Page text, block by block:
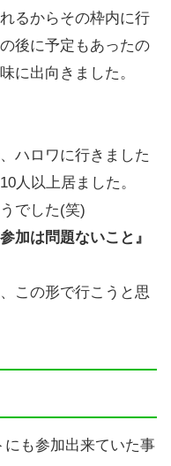
るからその枠内に行
後に予定もあったの
に出向きました。
ハロワに行きました
人以上居ました。
でした(笑)
加は問題ないこと』
この形で行こうと思
も参加出来ていた事